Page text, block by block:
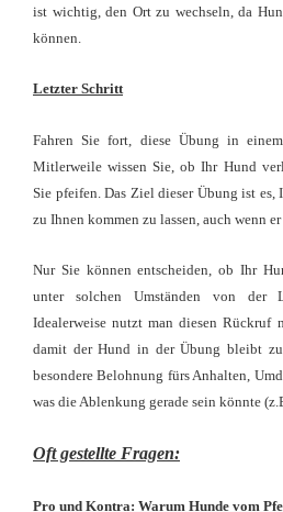
ist wichtig, den Ort zu wechseln, da
können.
Letzter Schritt
Fahren Sie fort, diese Übung in
Mitlerweile wissen Sie, ob Ihr Hund
Sie pfeifen . Das Ziel dieser Übung ist
zu Ihnen kommen zu lassen, auch wenn
Nur Sie können entscheiden, ob Ihr
unter solchen Umständen von der
Idealerweise nutzt man diesen Rückruf
damit der Hund in der Übung bleibt
besondere Belohnung fürs Anhalten,
was die Ablenkung gerade sein könnte
Oft gestellte Fragen:
Pro und Kontra: Warum Hunde vom